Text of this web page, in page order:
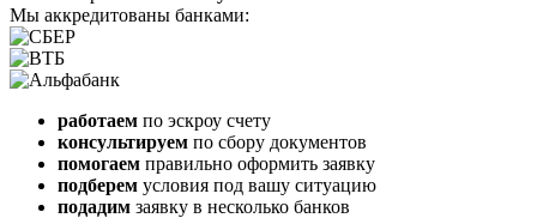
Мы аккредитованы банками:
работаем по эскроу счету
консультируем по сбору документов
помогаем правильно оформить заявку
подберем условия под вашу ситуацию
подадим заявку в несколько банков